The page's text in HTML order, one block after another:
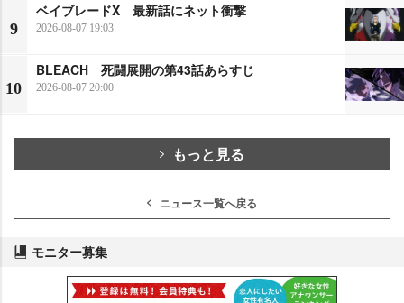
9
ベイブレードX 最新話にネット衝撃
2026-08-07 19:03
10
BLEACH 死闘展開の第43話あらすじ
2026-08-07 20:00
もっと見る
ニュース一覧へ戻る
モニター募集